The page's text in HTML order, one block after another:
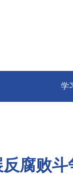
学
腐败斗